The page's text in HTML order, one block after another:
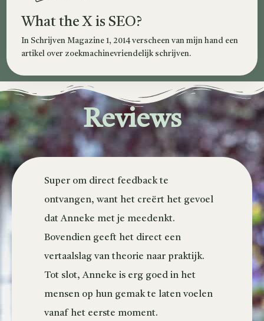
What the X is SEO?
In Schrijven Magazine 1, 2014 verscheen van mijn hand een
artikel over zoekmachinevriendelijk schrijven.
Reviews
Super om direct feedback te
ontvangen, want het creërt het gevoel
dat Anneke met je meedenkt.
Bovendien geeft het direct een
vertaalslag van theorie naar praktijk.
Tot slot, Anneke is erg goed in het
mensen op hun gemak te laten voelen
vanaf het eerste moment.